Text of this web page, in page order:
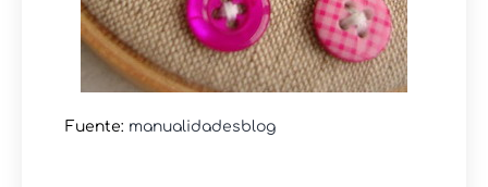
Fuente: manualidadesblog